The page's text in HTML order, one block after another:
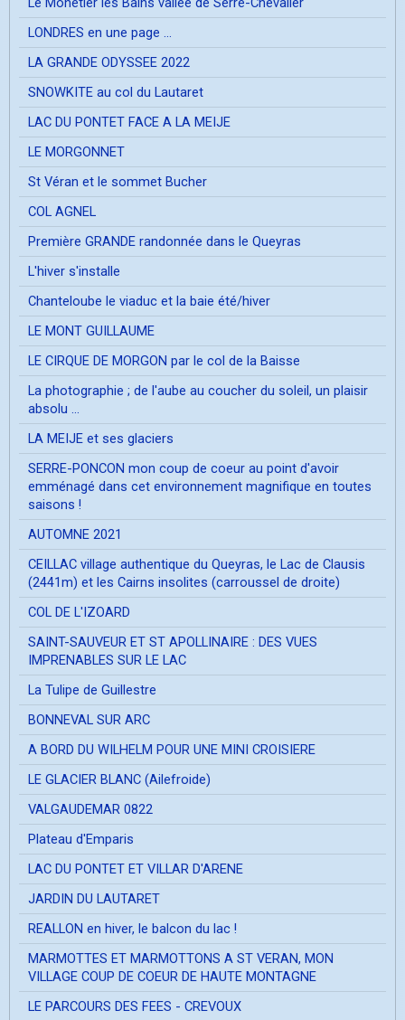
LONDRES en une page ...
LA GRANDE ODYSSEE 2022
SNOWKITE au col du Lautaret
LAC DU PONTET FACE A LA MEIJE
LE MORGONNET
St Véran et le sommet Bucher
COL AGNEL
Première GRANDE randonnée dans le Queyras
L'hiver s'installe
Chanteloube le viaduc et la baie été/hiver
LE MONT GUILLAUME
LE CIRQUE DE MORGON par le col de la Baisse
La photographie ; de l'aube au coucher du soleil, un plaisir
absolu ...
LA MEIJE et ses glaciers
SERRE-PONCON mon coup de coeur au point d'avoir
emménagé dans cet environnement magnifique en toutes
saisons !
AUTOMNE 2021
CEILLAC village authentique du Queyras, le Lac de Clausis
(2441m) et les Cairns insolites (carroussel de droite)
COL DE L'IZOARD
SAINT-SAUVEUR ET ST APOLLINAIRE : DES VUES
IMPRENABLES SUR LE LAC
La Tulipe de Guillestre
BONNEVAL SUR ARC
A BORD DU WILHELM POUR UNE MINI CROISIERE
LE GLACIER BLANC (Ailefroide)
VALGAUDEMAR 0822
Plateau d'Emparis
LAC DU PONTET ET VILLAR D'ARENE
JARDIN DU LAUTARET
REALLON en hiver, le balcon du lac !
MARMOTTES ET MARMOTTONS A ST VERAN, MON
VILLAGE COUP DE COEUR DE HAUTE MONTAGNE
LE PARCOURS DES FEES - CREVOUX